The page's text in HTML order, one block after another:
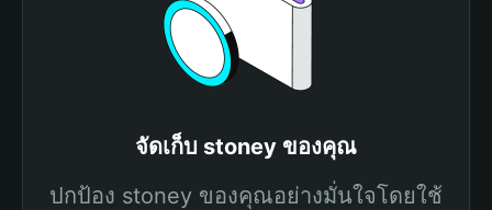
จัดเก็บ stoney ของคุณ
ปกป้อง stoney ของคุณอย่างมั่นใจโดยใช้